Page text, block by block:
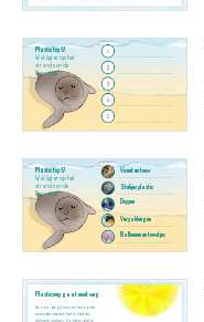
Plastic top 5!
Wat ligt er op het
strand van de
Noordzee?
Visnet en touw
Stukjes plastic
Doppen
Verpakkingen
Ballonnen en touwtjes
Plastic top 5!
Wat ligt er op het
strand van de
Noordzee?
Plasticsoep gaat nooit weg.
De zon, de golven en het zoute
zeewater breken het in steeds
kleinere stukjes.Zo klein dat je